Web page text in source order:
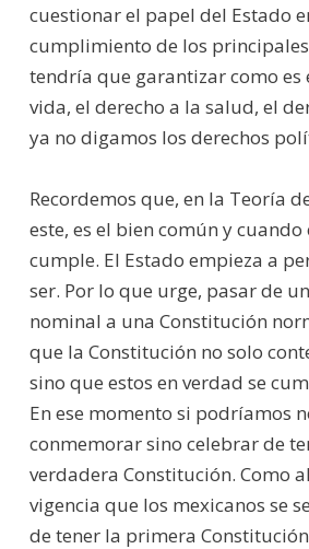
cuestionar el papel del Estado
cumplimiento de los
tendría que garantizar como es
vida, el derecho a la salud, el
ya no digamos los derechos
Recordemos que, en la Teoría
este, es el bien común y cuando
cumple. El Estado empieza a
ser. Por lo que urge, pasar de
nominal a una Constitución
que la Constitución no solo
sino que estos en verdad se
En ese momento si podríamos
conmemorar sino celebrar de
verdadera Constitución. Como
vigencia que los mexicanos se
de tener la primera